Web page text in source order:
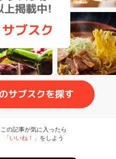
この記事が気に入ったら
「いいね！」 をしよう